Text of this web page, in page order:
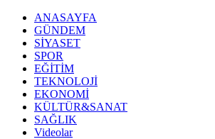
ANASAYFA
GÜNDEM
SİYASET
SPOR
EĞİTİM
TEKNOLOJİ
EKONOMİ
KÜLTÜR&SANAT
SAĞLIK
Videolar